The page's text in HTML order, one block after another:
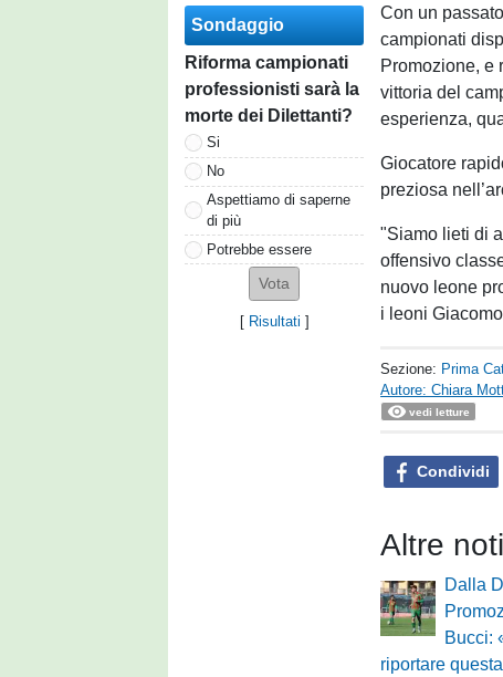
Sondaggio
Riforma campionati
professionisti sarà la
morte dei Dilettanti?
Si
No
Aspettiamo di saperne
di più
Potrebbe essere
[ Risultati ]
Con un
campionati
Promozione, e
vittoria del
esperienza,
Giocatore
preziosa
"Siamo lieti di
offensivo
nuovo leone
i leoni
Sezione: Prima
Autore: Chiara
vedi letture
Condividi
Altre
Dalla
Bucci:
riportare